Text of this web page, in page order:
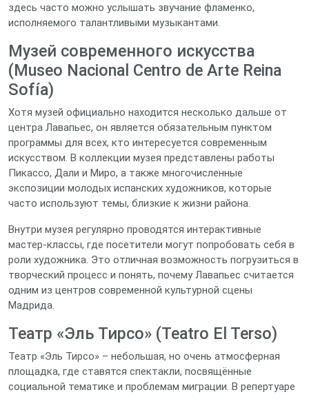
здесь часто можно услышать звучание фламенко,
исполняемого талантливыми музыкантами.
Музей современного искусства
(Museo Nacional Centro de Arte Reina
Sofía)
Хотя музей официально находится несколько дальше от
центра Лавапьес, он является обязательным пунктом
программы для всех, кто интересуется современным
искусством. В коллекции музея представлены работы
Пикассо, Дали и Миро, а также многочисленные
экспозиции молодых испанских художников, которые
часто используют темы, близкие к жизни района.
Внутри музея регулярно проводятся интерактивные
мастер‑классы, где посетители могут попробовать себя в
роли художника. Это отличная возможность погрузиться в
творческий процесс и понять, почему Лавапьес считается
одним из центров современной культурной сцены
Мадрида.
Театр «Эль Тирсо» (Teatro El Terso)
Театр «Эль Тирсо» – небольшая, но очень атмосферная
площадка, где ставятся спектакли, посвящённые
социальной тематике и проблемам миграции. В репертуаре